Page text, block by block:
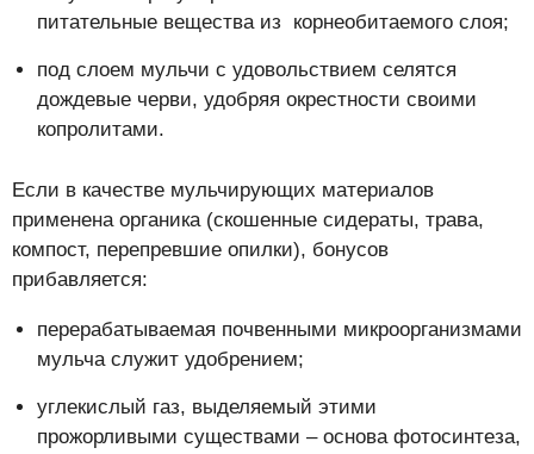
питательные вещества из корнеобитаемого слоя;
под слоем мульчи с удовольствием селятся
дождевые черви, удобряя окрестности своими
копролитами.
Если в качестве мульчирующих материалов
применена органика (скошенные сидераты, трава,
компост, перепревшие опилки), бонусов
прибавляется:
перерабатываемая почвенными микроорганизмами
мульча служит удобрением;
углекислый газ, выделяемый этими
прожорливыми существами – основа фотосинтеза,